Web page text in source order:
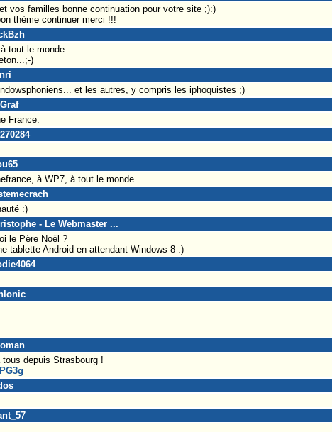
vos familles bonne continuation pour votre site ;):)
thème continuer merci !!!
tout le monde...
)
et les autres, y compris les iphoquistes ;)
France.
à WP7, à tout le monde...
:)
- Le Webmaster ...
le Père Noël ?
tablette Android en attendant Windows 8 :)
depuis Strasbourg !